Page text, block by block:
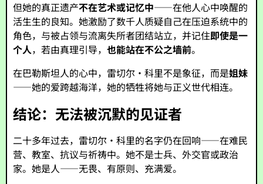
但她的真正遗产不在艺术或记忆中——在他人心中唤醒的
活生生的良知。她激励了数千人质疑自己在压迫系统中的
角色，与被占领与流离失所者团结站立，并记住即使是一
个人，若由真理引导，也能站在不公之墙前。
在巴勒斯坦人的心中，雷切尔·科里不是象征，而是姐妹
——她的爱跨越海洋，她的牺牲将她与正义世代相连。
结论：无法被沉默的见证者
二十多年过去，雷切尔·科里的名字仍在回响——在难民
营、教室、抗议与祈祷中。她不是士兵、外交官或政治
家。她是人——无畏、有原则、充满爱。